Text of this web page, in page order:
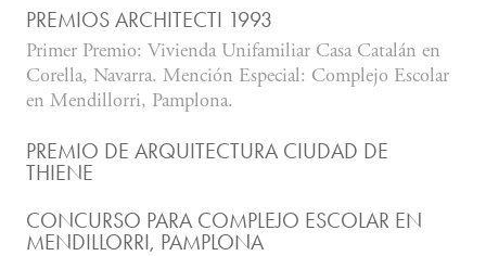
PREMIOS ARCHITECTI 1993
Primer Premio: Vivienda Unifamiliar Casa Catalán en
Corella, Navarra. Mención Especial: Complejo Escolar
en Mendillorri, Pamplona.
PREMIO DE ARQUITECTURA CIUDAD DE
THIENE
CONCURSO PARA COMPLEJO ESCOLAR EN
MENDILLORRI, PAMPLONA